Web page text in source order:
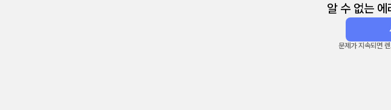
알 수 없는
문제가 지속되면